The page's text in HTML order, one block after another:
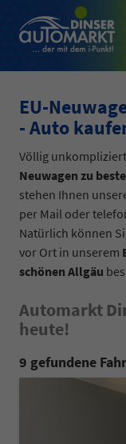
EU-
- Auto
Völlig
Neuwagen zu
stehen Ihnen
per Mail oder
Natürlich können
vor Ort in unserem
schönen Allgäu
Automarkt
heute!
9 gefundene